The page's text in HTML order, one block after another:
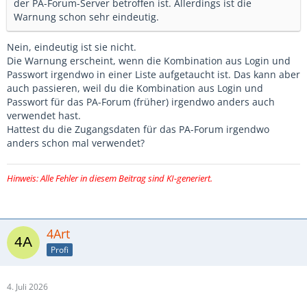
der PA-Forum-Server betroffen ist. Allerdings ist die
Warnung schon sehr eindeutig.
Nein, eindeutig ist sie nicht.
Die Warnung erscheint, wenn die Kombination aus Login und
Passwort irgendwo in einer Liste aufgetaucht ist. Das kann aber
auch passieren, weil du die Kombination aus Login und
Passwort für das PA-Forum (früher) irgendwo anders auch
verwendet hast.
Hattest du die Zugangsdaten für das PA-Forum irgendwo
anders schon mal verwendet?
Hinweis: Alle Fehler in diesem Beitrag sind KI-generiert.
4Art
Profi
4. Juli 2026